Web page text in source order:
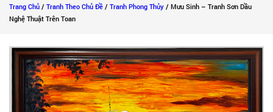
Trang Chủ / Tranh Theo Chủ Đề / Tranh Phong Thủy / Mưu Sinh – Tranh Sơn Dầu
Nghệ Thuật Trên Toan